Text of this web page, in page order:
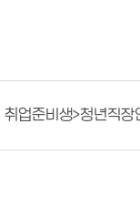
업준비생>청년직